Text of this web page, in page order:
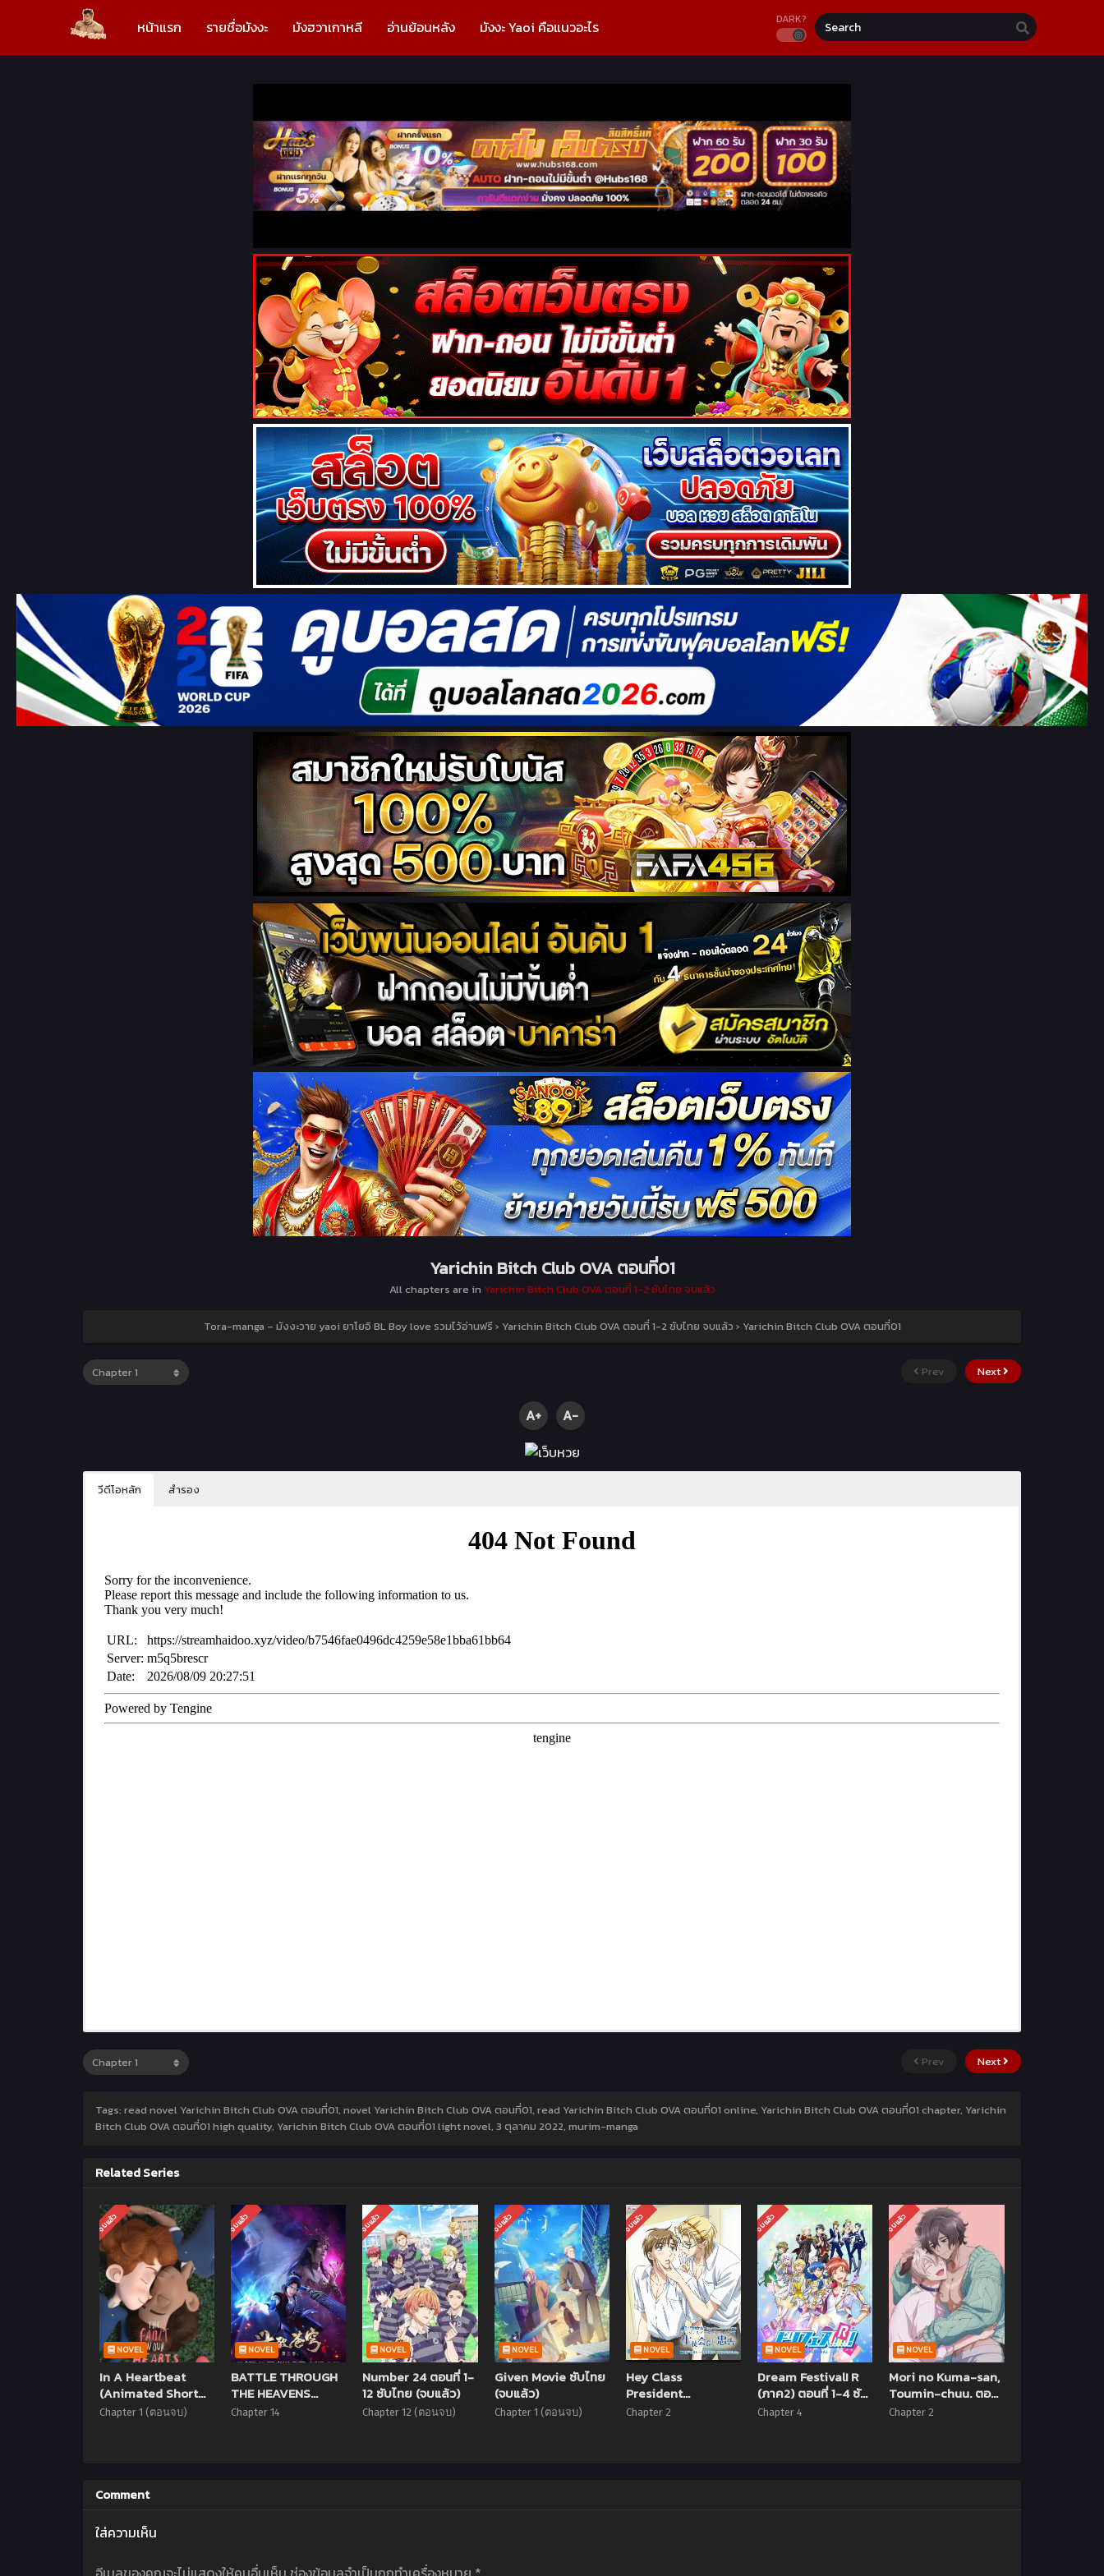
หน้าแรก รายชื่อมังงะ มังฮวาเกาหลี อ่านย้อนหลัง มังงะ Yaoi คือแนวอะไร DARK?
Yarichin Bitch Club OVA ตอนที่01
All chapters are in Yarichin Bitch Club OVA ตอนที่ 1-2 ซับไทย จบแล้ว
Tora-manga – มังงะวาย yaoi ยาโยอิ BL Boy love รวมไว้อ่านฟรี › Yarichin Bitch Club OVA ตอนที่ 1-2 ซับไทย จบแล้ว › Yarichin Bitch Club OVA ตอนที่01
Prev Next
A+ A-
วีดีโอหลัก สำรอง
Prev Next
Tags: read novel Yarichin Bitch Club OVA ตอนที่01, novel Yarichin Bitch Club OVA ตอนที่01, read Yarichin Bitch Club OVA ตอนที่01 online, Yarichin Bitch Club OVA ตอนที่01 chapter, Yarichin
Bitch Club OVA ตอนที่01 high quality, Yarichin Bitch Club OVA ตอนที่01 light novel, 3 ตุลาคม 2022, murim-manga
Related Series
จบแล้ว
NOVEL
In A Heartbeat
(Animated Short
Film)
Chapter 1 (ตอนจบ)
จบแล้ว
NOVEL
BATTLE THROUGH
THE HEAVENS
(DOUPO
Chapter 14
จบแล้ว
NOVEL
Number 24 ตอนที่ 1-
12 ซับไทย (จบแล้ว)
Chapter 12 (ตอนจบ)
จบแล้ว
NOVEL
Given Movie ซับไทย
(จบแล้ว)
Chapter 1 (ตอนจบ)
จบแล้ว
NOVEL
Hey Class
President
(Seitokaichou ni
Chapter 2
จบแล้ว
NOVEL
Dream Festival! R
(ภาค2) ตอนที่ 1-4 ซับ
ไทย
Chapter 4
จบแล้ว
NOVEL
Mori no Kuma-san,
Toumin-chuu. ตอน
ที่ 1-2 ซับไทย
Chapter 2
Comment
ใส่ความเห็น